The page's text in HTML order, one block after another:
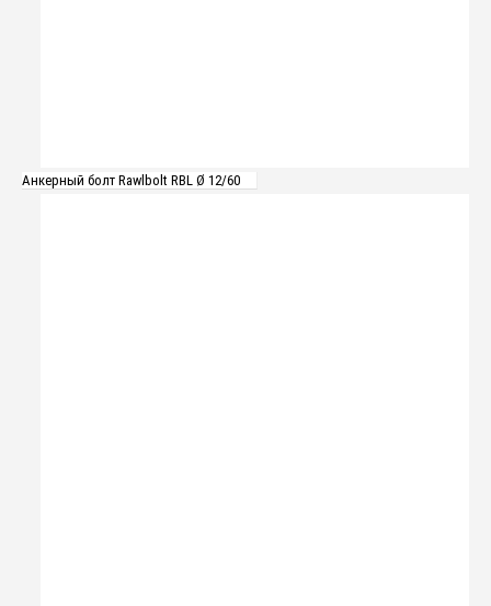
Анкерный болт Rawlbolt RBL Ø 12/60